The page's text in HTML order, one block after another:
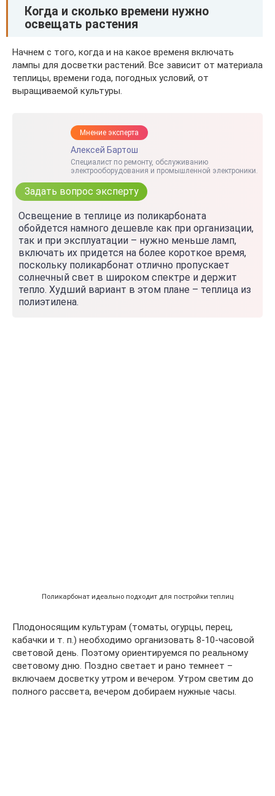
Когда и сколько времени нужно
освещать растения
Начнем с того, когда и на какое временя включать
лампы для досветки растений. Все зависит от материала
теплицы, времени года, погодных условий, от
выращиваемой культуры.
Мнение эксперта
Алексей Бартош
Специалист по ремонту, обслуживанию
электрооборудования и промышленной электроники.
Задать вопрос эксперту
Освещение в теплице из поликарбоната
обойдется намного дешевле как при организации,
так и при эксплуатации – нужно меньше ламп,
включать их придется на более короткое время,
поскольку поликарбонат отлично пропускает
солнечный свет в широком спектре и держит
тепло. Худший вариант в этом плане – теплица из
полиэтилена.
Поликарбонат идеально подходит для постройки теплиц
Плодоносящим культурам (томаты, огурцы, перец,
кабачки и т. п.) необходимо организовать 8-10-часовой
световой день. Поэтому ориентируемся по реальному
световому дню. Поздно светает и рано темнеет –
включаем досветку утром и вечером. Утром светим до
полного рассвета, вечером добираем нужные часы.